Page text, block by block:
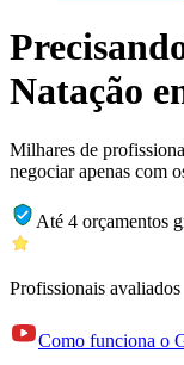
Natação
Milhares de
negociar apenas com
Até 4 orçamentos
Profissionais avaliados
Como funciona o